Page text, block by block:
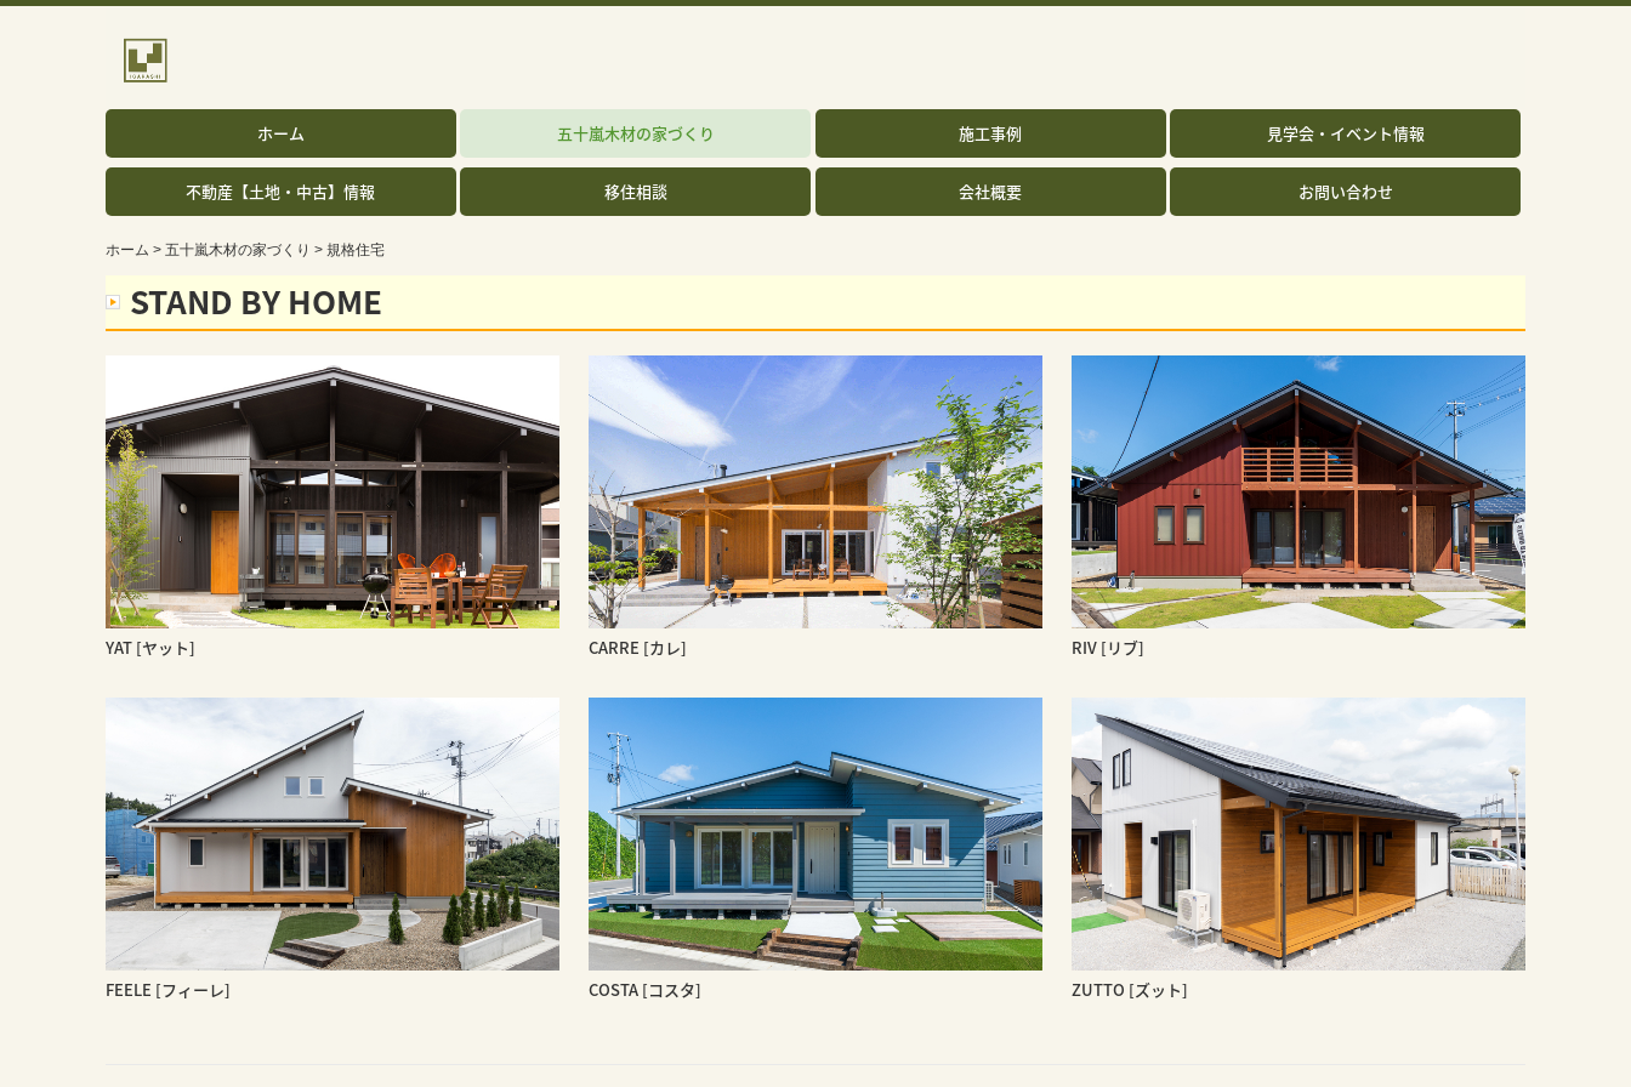
ホーム 五十嵐木材の家づくり 施工事例 見学会・イベント情報
不動産【土地・中古】情報 移住相談 会社概要 お問い合わせ
ホーム 五十嵐木材の家づくり 規格住宅
STAND BY HOME
YAT [ヤット] CARRE [カレ] RIV [リブ]
FEELE [フィーレ] COSTA [コスタ] ZUTTO [ズット]